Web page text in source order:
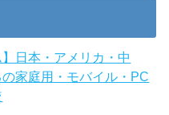
】日本・アメリカ・中
家庭用・モバイル・PC